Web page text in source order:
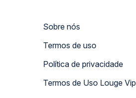
Sobre nós
Termos de uso
Política de privacidade
Termos de Uso Louge Vip